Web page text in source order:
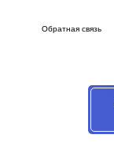
Обратная связь